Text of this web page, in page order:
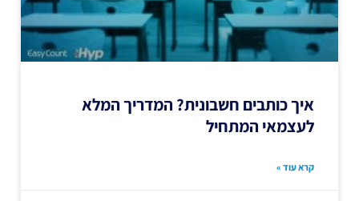
איך כותבים חשבונית? המדריך המלא
לעצמאי המתחיל
קרא עוד »